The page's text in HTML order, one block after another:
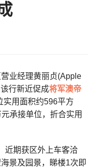
业经理黄丽贞(Apple
行新近促成将军澳帝
实用面积约596平方
承接单位，折合实用
近期获区外上车客洽
景及园景，睇楼1次即